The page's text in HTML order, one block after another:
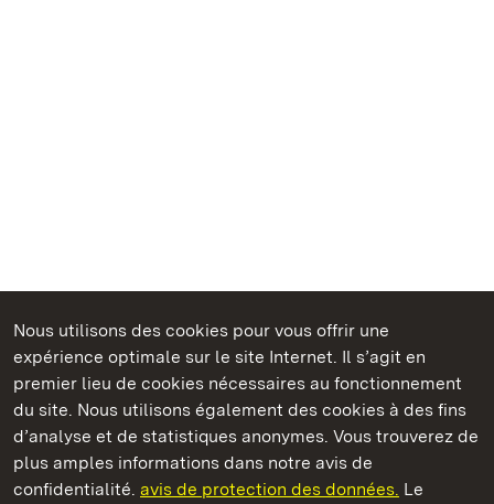
Nous utilisons des cookies pour vous offrir une
expérience optimale sur le site Internet. Il s’agit en
premier lieu de cookies nécessaires au fonctionnement
du site. Nous utilisons également des cookies à des fins
d’analyse et de statistiques anonymes. Vous trouverez de
plus amples informations dans notre avis de
confidentialité. avis de protection des données. Le
Châteaux et jardins publics du Bade-Wurtemberg
Staatliche Schlösser und Gärten Baden‑Württemberg